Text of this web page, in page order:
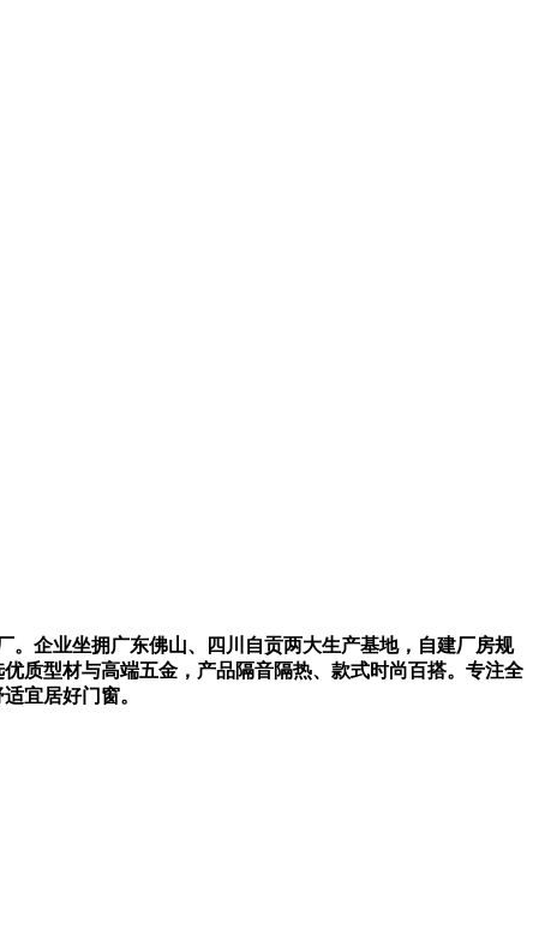
。企业坐拥广东佛山、四川自贡两大生产基地，自建厂房规
质型材与高端五金，产品隔音隔热、款式时尚百搭。专注全
宜居好门窗。